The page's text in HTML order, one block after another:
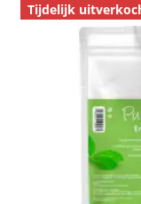
Tijdelijk